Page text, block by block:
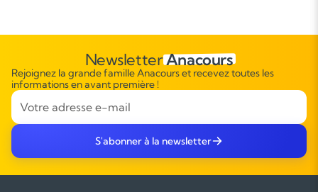
NewsletterAnacours
Rejoignez la grande famille Anacours et recevez toutes les
informations en avant première !
S'abonner à la newsletter